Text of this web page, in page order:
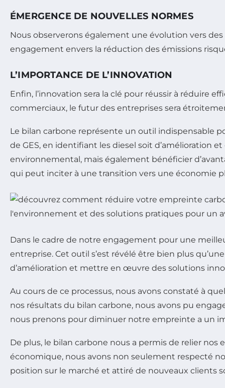
ÉMERGENCE DE NOUVELLES NORMES
Nous observerons également une évolution vers
engagement envers la réduction des émissions
L’IMPORTANCE DE L’INNOVATION
Enfin, l’innovation sera la clé pour réussir à réduire
commerciaux, le futur des entreprises sera
Le bilan carbone représente un outil indispensable
de GES, en identifiant les diesel soit d’amélioration
environnemental, mais également bénéficier
qui peut inciter à une transition vers une économie
Dans le cadre de notre engagement pour une
entreprise. Cet outil s’est révélé être bien plus
d’amélioration et mettre en œuvre des solutions
Au cours de ce processus, nous avons constaté à
nos résultats du bilan carbone, nous avons pu
nous prenons pour diminuer notre empreinte a un
De plus, le bilan carbone nous a permis de relier nos
économique, nous avons non seulement respecté
position sur le marché et attiré de nouveaux clients